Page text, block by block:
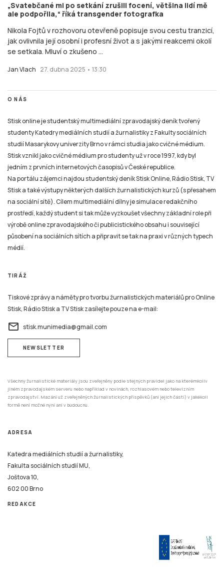
„Svatebčané mi po setkání zrušili focení, většina lidí mě
ale podpořila,“ říká transgender fotografka
Nikola Fojtů v rozhovoru otevřeně popisuje svou cestu tranzicí,
jak ovlivnila její osobní i profesní život a s jakými reakcemi okolí
se setkala. Mluví o zkušeno ...
Jan Vlach 27. dubna 2025 • 13:30
O NÁS
Stisk online je studentský multimediální zpravodajský deník tvořený
studenty Katedry mediálních studií a žurnalistiky z Fakulty sociálních
studií Masarykovy univerzity Brno v rámci studia jako cvičné médium.
Stisk vznikl jako cvičné médium pro studenty už v roce 1997, kdy byl
jedním z prvních internetových časopisů v České republice.
Na portálu zájemci najdou studentský deník Stisk Online, Rádio Stisk, TV
Stisk a také výstupy některých dalších žurnalistických kurzů (s přesahem
na sociální sítě). Cílem multimediální dílny je simulace redakčního
prostředí, každý student si tak může vyzkoušet všechny základní role při
výrobě online zpravodajského či publicistického obsahu i související
působení na sociálních sítích a připravit se tak na praxi v různých typech
médií.
TIRÁŽ
Tiskové zprávy a náměty pro tvorbu žurnalistických materiálů pro Online
Stisk, Rádio Stisk a TV Stisk zasílejte pouze na e-mail:
email stisk.munimedia@gmail.com
NEWSLETTER
Všechny žurnalistické materiály jsou zveřejněny podle stejných pravidel jako na kterémkoliv
jiném zpravodajském serveru nebo například v novinách, rozhlasovém nebo televizním
zpravodajství. Mazání už zveřejněných žurnalistických příspěvků (ani jejich částí) v jakékoli
formě není možné nyní ani v budoucnu.
ADRESA
Katedra mediálních studií a žurnalistiky,
Fakulta sociálních studií MU,
Joštova 10,
602 00 Brno
REDAKCE